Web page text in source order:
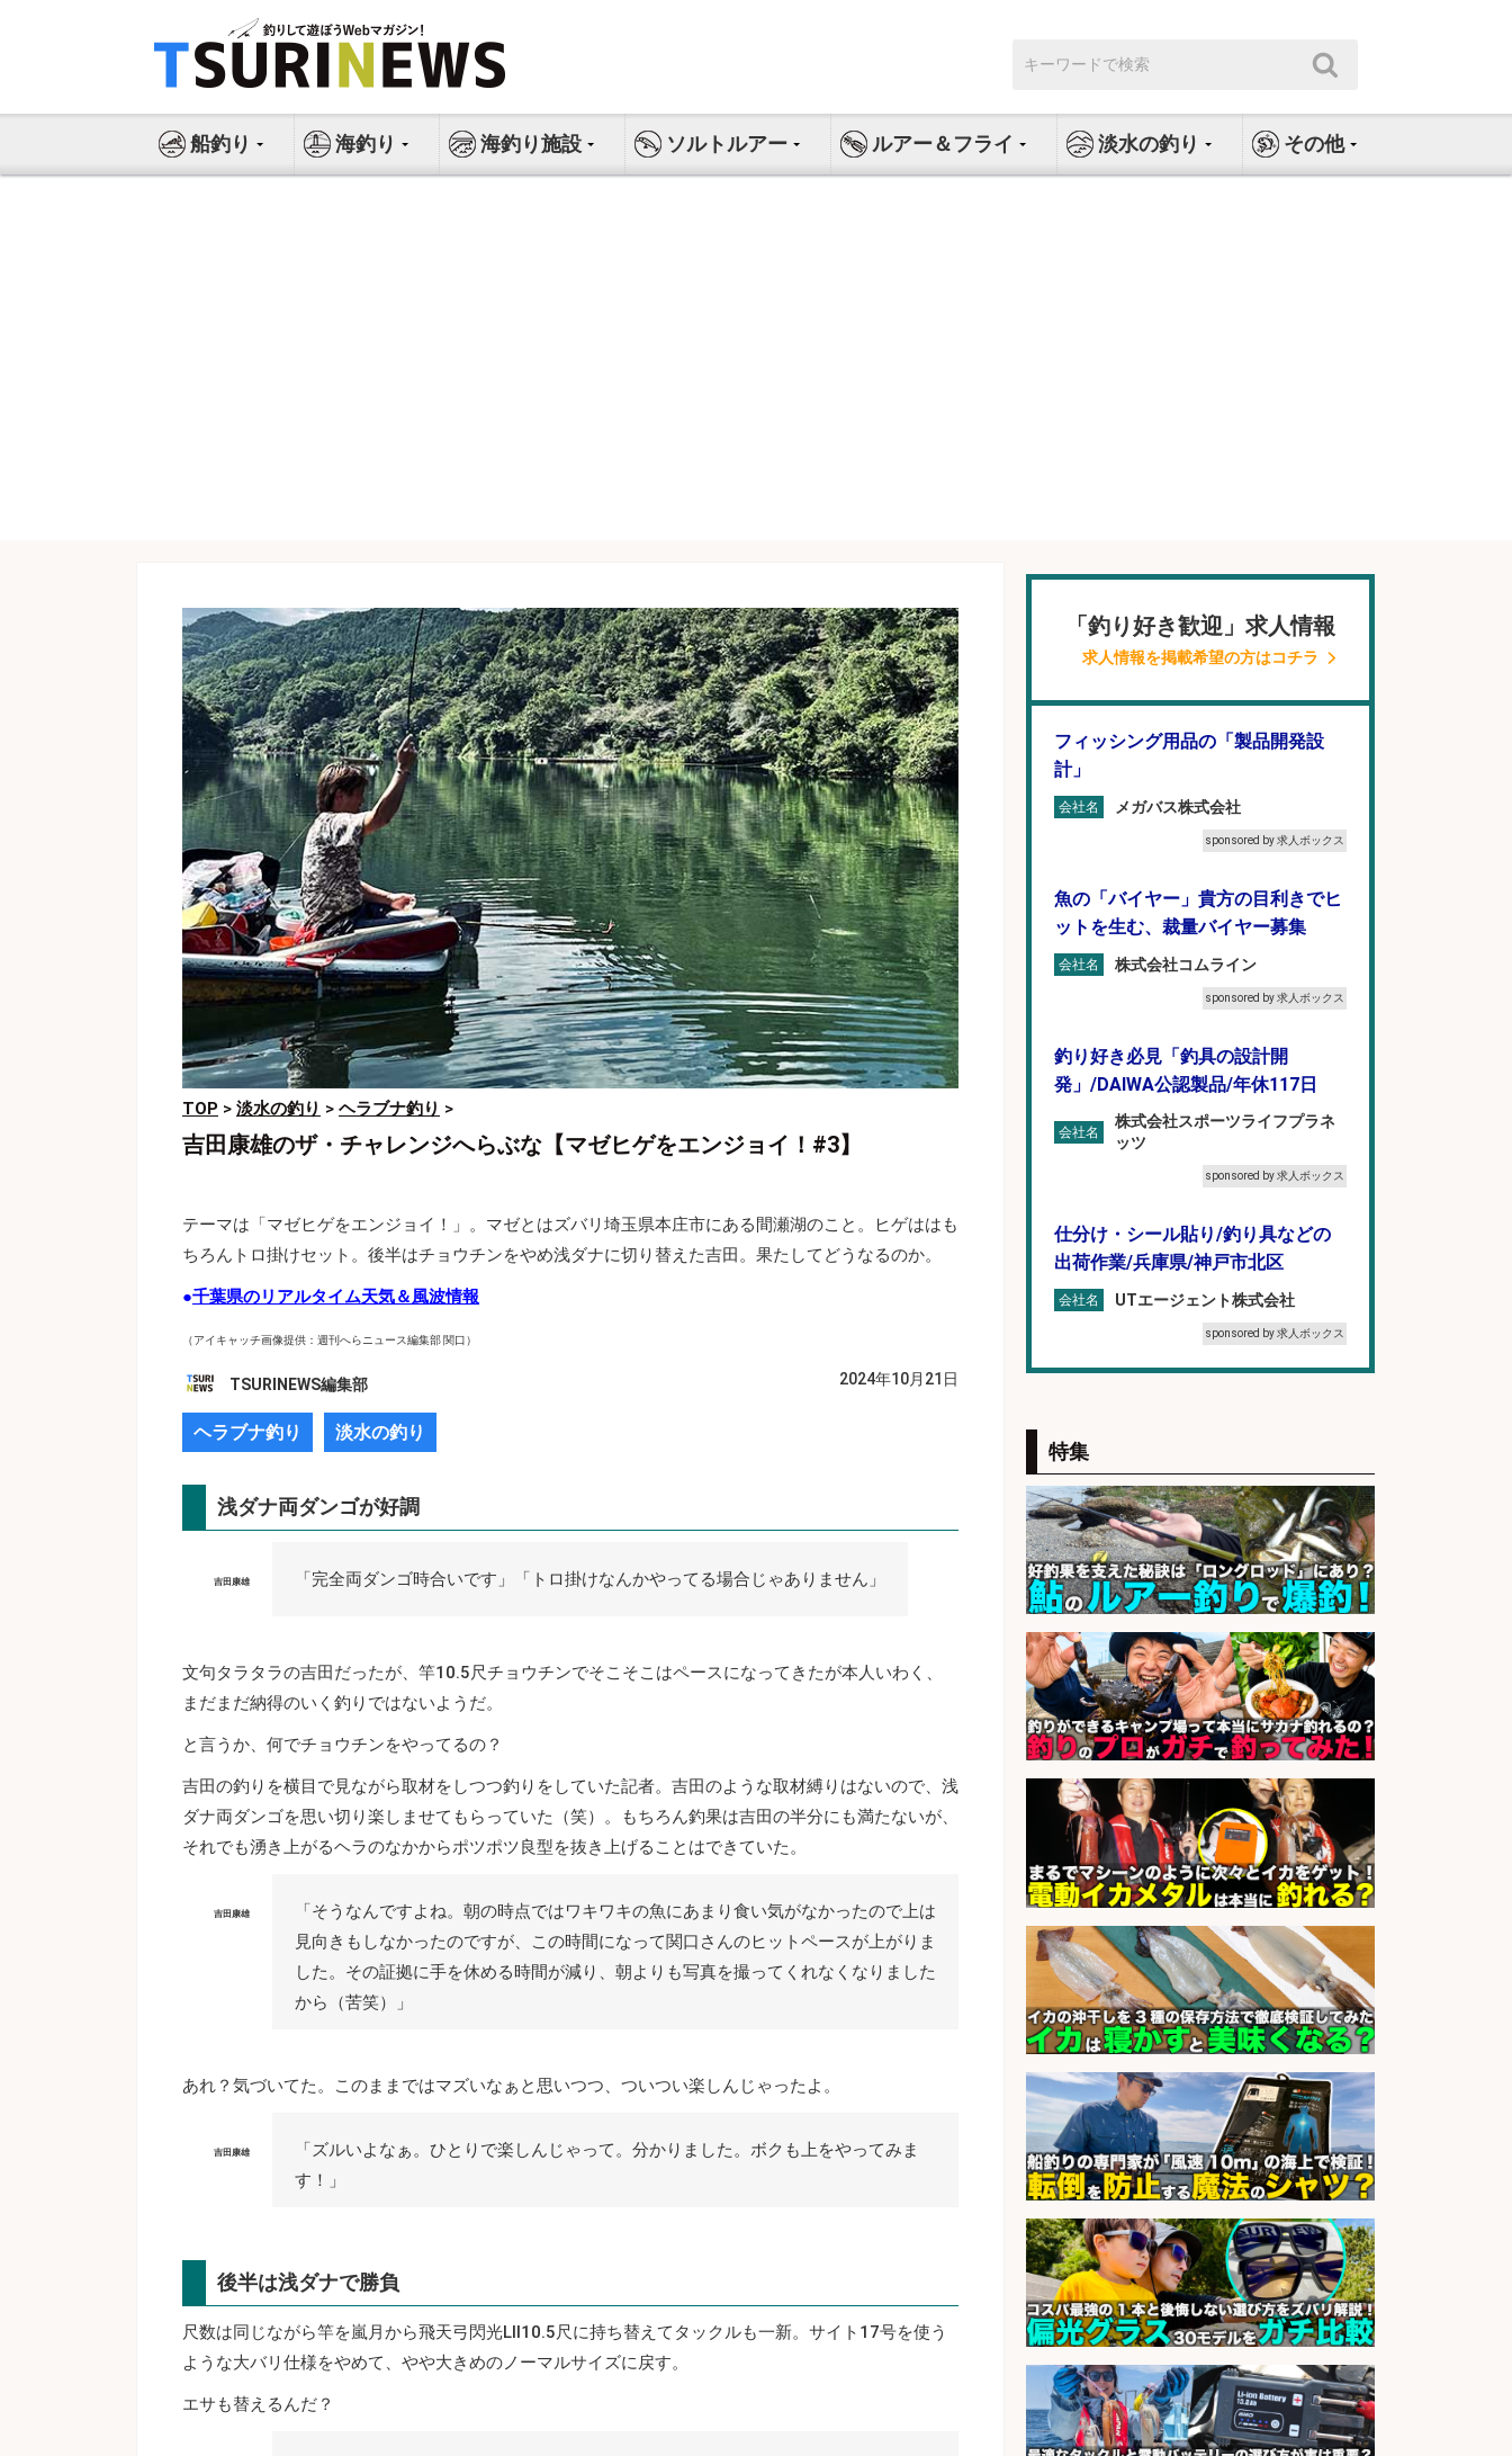
ス
索:
船釣り 海釣り 海釣り施設 ソルトルアー ルアー＆フライ 淡水の釣り その他
TOP > 淡水の釣り > ヘラブナ釣り >
吉田康雄のザ・チャレンジへらぶな【マゼヒゲをエンジョイ！#3】
テーマは「マゼヒゲをエンジョイ！」。マゼとはズバリ埼玉県本庄市にある間瀬湖のこと。ヒゲははも
ちろんトロ掛けセット。後半はチョウチンをやめ浅ダナに切り替えた吉田。果たしてどうなるのか。
●千葉県のリアルタイム天気＆風波情報
（アイキャッチ画像提供：週刊へらニュース編集部 関口）
TSURINEWS編集部 2024年10月21日
ヘラブナ釣り 淡水の釣り
浅ダナ両ダンゴが好調
吉田康雄 「完全両ダンゴ時合いです」「トロ掛けなんかやってる場合じゃありません」
文句タラタラの吉田だったが、竿10.5尺チョウチンでそこそこはペースになってきたが本人いわく、
まだまだ納得のいく釣りではないようだ。
と言うか、何でチョウチンをやってるの？
吉田の釣りを横目で見ながら取材をしつつ釣りをしていた記者。吉田のような取材縛りはないので、浅
ダナ両ダンゴを思い切り楽しませてもらっていた（笑）。もちろん釣果は吉田の半分にも満たないが、
それでも湧き上がるヘラのなかからポツポツ良型を抜き上げることはできていた。
吉田康雄
「そうなんですよね。朝の時点ではワキワキの魚にあまり食い気がなかったので上は
見向きもしなかったのですが、この時間になって関口さんのヒットペースが上がりま
した。その証拠に手を休める時間が減り、朝よりも写真を撮ってくれなくなりました
から（苦笑）」
あれ？気づいてた。このままではマズいなぁと思いつつ、ついつい楽しんじゃったよ。
吉田康雄
「ズルいよなぁ。ひとりで楽しんじゃって。分かりました。ボクも上をやってみま
す！」
後半は浅ダナで勝負
尺数は同じながら竿を嵐月から飛天弓閃光LⅡ10.5尺に持ち替えてタックルも一新。サイト17号を使う
ような大バリ仕様をやめて、やや大きめのノーマルサイズに戻す。
エサも替えるんだ？
「釣り好き歓迎」求人情報
求人情報を掲載希望の方はコチラ
フィッシング用品の「製品開発設
計」
会社名 メガバス株式会社
sponsored by 求人ボックス
魚の「バイヤー」貴方の目利きでヒ
ットを生む、裁量バイヤー募集
会社名 株式会社コムライン
sponsored by 求人ボックス
釣り好き必見「釣具の設計開
発」/DAIWA公認製品/年休117日
会社名
株式会社スポーツライフプラネ
ッツ
sponsored by 求人ボックス
仕分け・シール貼り/釣り具などの
出荷作業/兵庫県/神戸市北区
会社名 UTエージェント株式会社
sponsored by 求人ボックス
正社員募集
会社名
天草の魚と馬刺しの店 魚粋 天草
の魚と馬刺しの店 魚粋
sponsored by 求人ボックス
精肉・青果・鮮魚販売/「志布志
務/「時給1,150円〜」/時間選べる×
未経験歓迎×残業少なめ/鹿児島県/
志布志市
会社名 株式会社ホットスタッフ鹿児島
sponsored by 求人ボックス
レジ打ち/日払いOK/おさかなの三枚
おろし/新潟県/小千谷市
会社名 株式会社G&G
sponsored by 求人ボックス
コンビニ/広島県/調理なし・軽作業
スタート お魚のパック詰め 品出し/
週4日から勤務OK/希望休が取得で
きる
会社名 株式会社ホットスタッフ五日市
sponsored by 求人ボックス
「広島市佐伯区」「時給1,200円」
広島市佐伯区周辺でお魚のパック詰
めや品出しスタッフ/週4日〜OK×車
通勤OK×未経験歓迎/広島県/広島市
佐伯区
会社名 株式会社ホットスタッフ五日市
sponsored by 求人ボックス
特集